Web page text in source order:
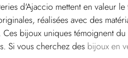
d'Ajaccio mettent en valeur le
réalisées avec des
bijoux uniques témoignent
Si vous cherchez des bijoux en